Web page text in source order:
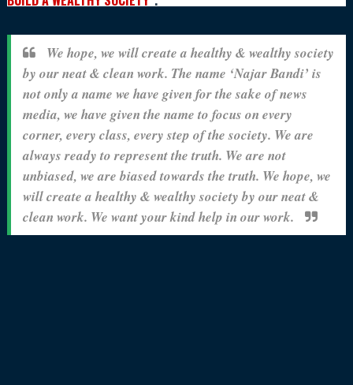
We hope, we will create a healthy & wealthy society
by our neat & clean work. The name ‘NajarBandi’ is
not only a name we have given for the sake of news
media, we have given the name to focus on every
corner, every class, every step of the society. We are
always ready to represent the truth. We are not
unbiased, we are biased towards the truth. We hope, we
will create a healthy & wealthy society by our neat &
clean work. We want your kind help in our work.